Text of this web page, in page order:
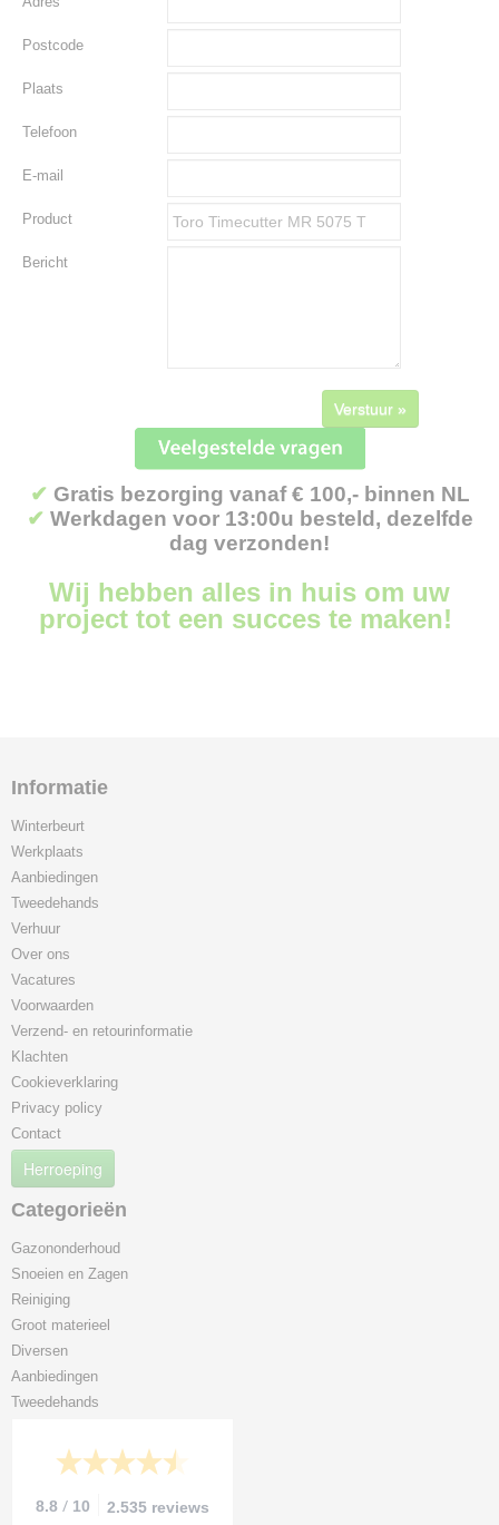
Postcode
Plaats
Telefoon
E-mail
Product
Bericht
Verstuur »
✔ Gratis bezorging vanaf € 100,- binnen NL
✔ Werkdagen voor 13:00u besteld, dezelfde
dag verzonden!
Wij hebben alles in huis om uw
project tot een succes te maken!
Informatie
Winterbeurt
Werkplaats
Aanbiedingen
Tweedehands
Verhuur
Over ons
Vacatures
Voorwaarden
Verzend- en retourinformatie
Klachten
Cookieverklaring
Privacy policy
Contact
Herroeping
Categorieën
Gazononderhoud
Snoeien en Zagen
Reiniging
Groot materieel
Diversen
Aanbiedingen
Tweedehands
8.8 / 10 2.535 reviews